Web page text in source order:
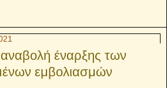
έναρξης των
εμβολιασμών